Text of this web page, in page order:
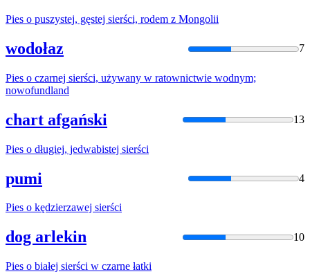
Pies o puszystej, gęstej sierści, rodem z Mongolii
wodołaz 7
Pies o czarnej sierści, używany w ratownictwie wodnym;
nowofundland
chart afgański 13
Pies o długiej, jedwabistej sierści
pumi 4
Pies o kędzierzawej sierści
dog arlekin 10
Pies o białej sierści w czarne łatki